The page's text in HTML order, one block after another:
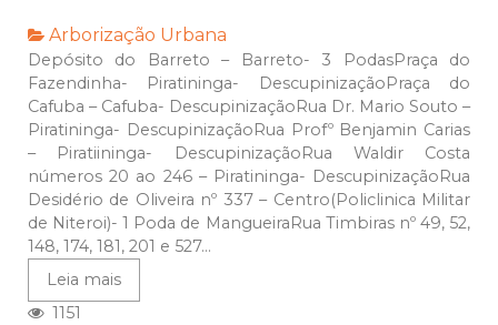
Arborização Urbana
Depósito do Barreto – Barreto- 3 PodasPraça do
Fazendinha- Piratininga- DescupinizaçãoPraça do
Cafuba – Cafuba- DescupinizaçãoRua Dr. Mario Souto –
Piratininga- DescupinizaçãoRua Profº Benjamin Carias
– Piratiininga- DescupinizaçãoRua Waldir Costa
números 20 ao 246 – Piratininga- DescupinizaçãoRua
Desidério de Oliveira nº 337 – Centro(Policlinica Militar
de Niteroi)- 1 Poda de MangueiraRua Timbiras nº 49, 52,
148, 174, 181, 201 e 527...
Leia mais
1151